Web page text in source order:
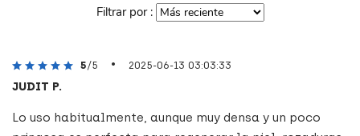
Filtrar por :
5/5 • 2025-06-13 03:03:33
JUDIT P.
Lo uso habitualmente, aunque muy densa y un poco